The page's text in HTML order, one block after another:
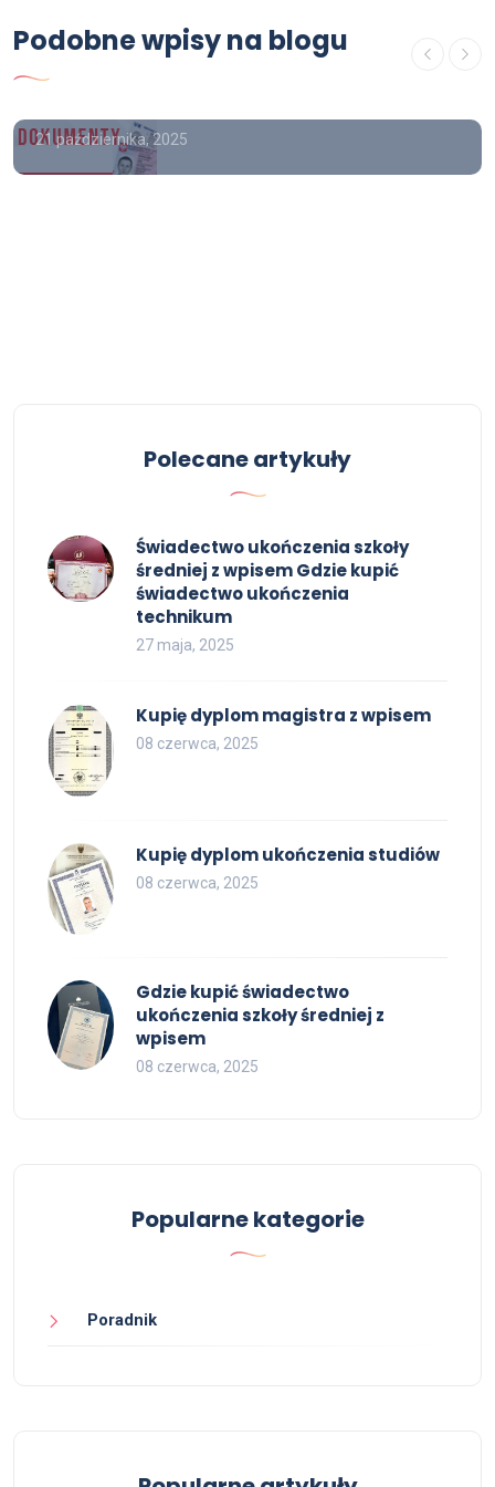
Podobne wpisy na blogu
Kup prawo jazdy z wpisem , Kupię
prawo jazdy z wpisem
21 października, 2025
Polecane artykuły
Świadectwo ukończenia szkoły
średniej z wpisem Gdzie kupić
świadectwo ukończenia
technikum
27 maja, 2025
Kupię dyplom magistra z wpisem
08 czerwca, 2025
Kupię dyplom ukończenia studiów
08 czerwca, 2025
Gdzie kupić świadectwo
ukończenia szkoły średniej z
wpisem
08 czerwca, 2025
Popularne kategorie
Poradnik